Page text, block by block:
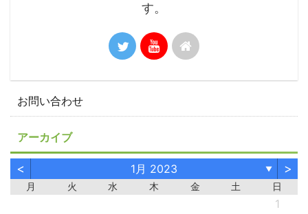
す。
お問い合わせ
アーカイブ
< 1月 2023 ▼ >
月 火 水 木 金 土 日
1